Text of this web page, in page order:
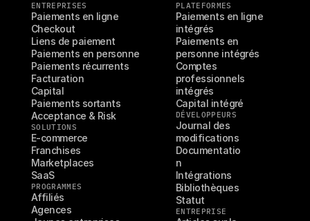
ENTREPRISES
Paiements en ligne
Checkout
Liens de paiement
Paiements en personne
Paiements récurrents
Facturation
Capital
Paiements sortants
Acceptance & Risk
SOLUTIONS
E-commerce
Franchises
Marketplaces
SaaS
PROGRAMMES
Affiliés
Agences
PLATEFORMES
Paiements en ligne
intégrés
Paiements en
personne intégrés
Comptes
professionnels
intégrés
Capital intégré
DÉVELOPPEURS
Journal des
modifications
Documentatio
n
Intégrations
Bibliothèques
Statut
ENTREPRISE